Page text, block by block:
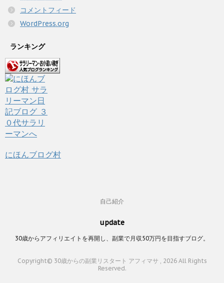
コメントフィード
WordPress.org
ランキング
にほんブログ村
自己紹介
update
30歳からアフィリエイトを再開し、副業で月収50万円を目指すブログ。
Copyright© 30歳からの副業リスタート アフィマサ , 2026 All Rights
Reserved.